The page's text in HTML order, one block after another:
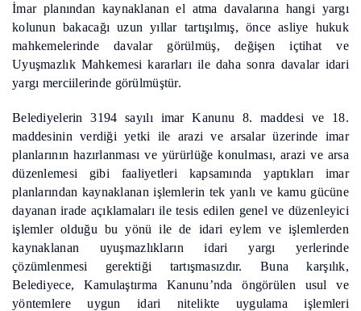
İmar planından kaynaklanan el atma davalarına hangi yargı
kolunun bakacağı uzun yıllar tartışılmış, önce asliye hukuk
mahkemelerinde davalar görülmüş, değişen içtihat ve
Uyuşmazlık Mahkemesi kararları ile daha sonra davalar idari
yargı merciilerinde görülmüştür.
Belediyelerin 3194 sayılı imar Kanunu 8. maddesi ve 18.
maddesinin verdiği yetki ile arazi ve arsalar üzerinde imar
planlarının hazırlanması ve yürürlüğe konulması, arazi ve arsa
düzenlemesi gibi faaliyetleri kapsamında yaptıkları imar
planlarından kaynaklanan işlemlerin tek yanlı ve kamu gücüne
dayanan irade açıklamaları ile tesis edilen genel ve düzenleyici
işlemler olduğu bu yönü ile de idari eylem ve işlemlerden
kaynaklanan uyuşmazlıkların idari yargı yerlerinde
çözümlenmesi gerektiği tartışmasızdır. Buna karşılık,
Belediyece, Kamulaştırma Kanunu’nda öngörülen usul ve
yöntemlere uygun idari nitelikte uygulama işlemleri